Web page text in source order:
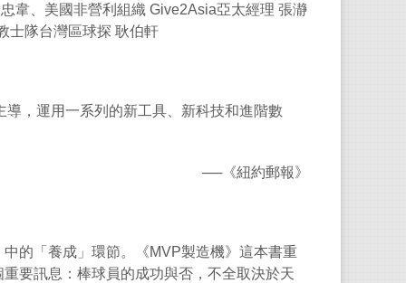
韋、美國非營利組織 Give2Asia亞太經理 張瀞
士隊台灣區球探 耿伯軒
，運用一系列的新工具、新科技和進階數
──《紐約郵報》
的「養成」環節。《MVP製造機》這本書重
要訊息：棒球員的成功與否，不全取決於天